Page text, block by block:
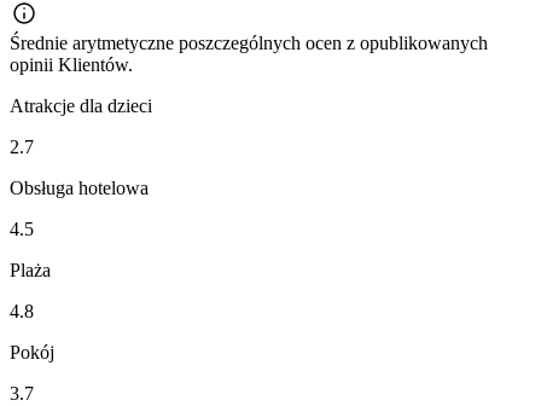
Średnie arytmetyczne poszczególnych ocen z opublikowanych
opinii Klientów.
Atrakcje dla dzieci
2.7
Obsługa hotelowa
4.5
Plaża
4.8
Pokój
3.7